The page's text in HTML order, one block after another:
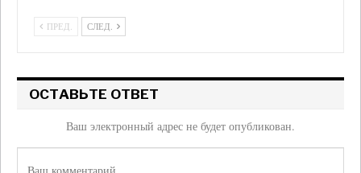
ПРЕД. СЛЕД.
ОСТАВЬТЕ ОТВЕТ
Ваш электронный адрес не будет опубликован.